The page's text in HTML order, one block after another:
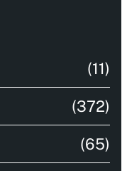
(11)
(372)
(65)